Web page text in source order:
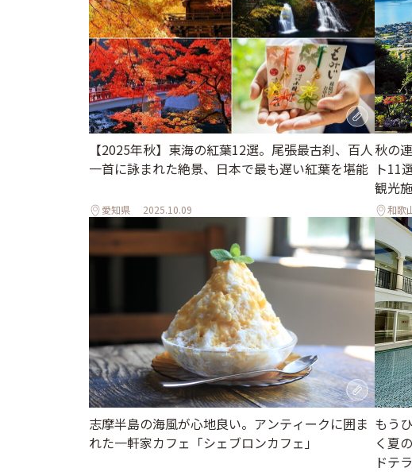
【2025年秋】東海の紅葉12選。尾張最古刹、百人
一首に詠まれた絶景、日本で最も遅い紅葉を堪能
愛知県 2025.10.09
秋の
ト11
観光
和歌
志摩半島の海風が心地良い。アンティークに囲ま
れた一軒家カフェ「シェブロンカフェ」
もう
く夏
ドテ